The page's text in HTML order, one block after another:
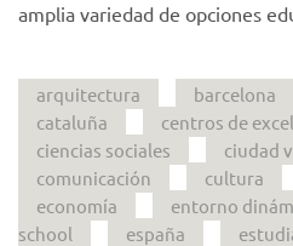
amplia variedad de opciones
arquitectura barcelona
cataluña
centros de
ciencias sociales
ciudad
comunicación
cultura
economía
entorno
school
españa